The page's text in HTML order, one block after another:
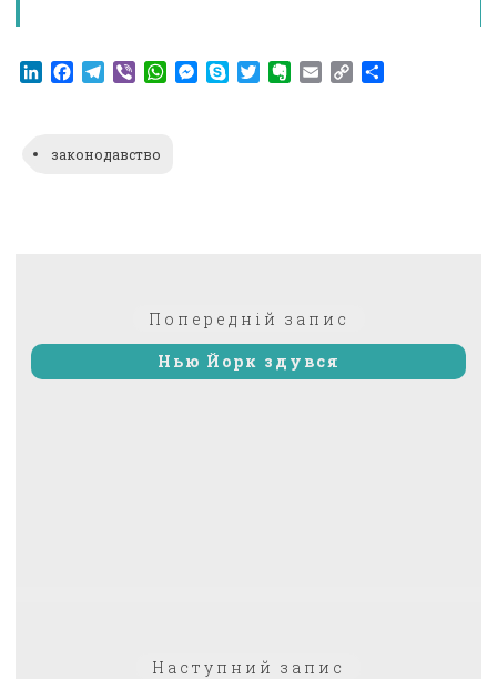
LinkedIn
Facebook
Telegram
ViberWhatsApp
Messenger
SkypeTwitterEvernote
EmailCopy
законодавство
Попередній запис
Нью Йорк здувся
Наступний запис